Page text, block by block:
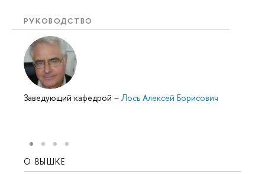
РУКОВОДСТВО
Заведующий кафедрой – Лось Алексей Борисович
О ВЫШКЕ